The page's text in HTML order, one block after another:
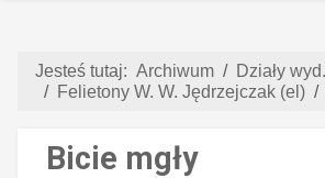
Jesteś tutaj: Archiwum
Działy
Felietony W. W. Jędrzejczak (el)
Bicie mgły